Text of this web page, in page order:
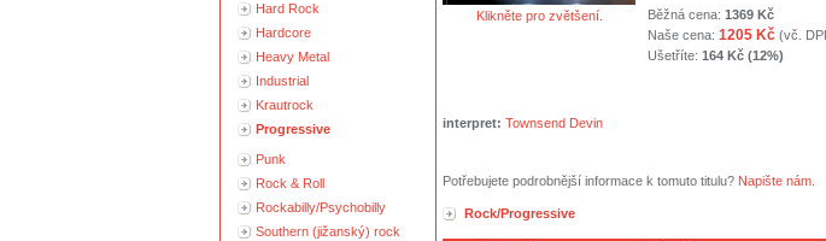
Hard Rock
Hardcore
Heavy Metal
Industrial
Krautrock
Progressive
Punk
Rock & Roll
Rockabilly/Psychobilly
Southern (jižanský) rock
Klikněte pro zvětšení. Běžná cena: 1369 Kč
Naše cena: 1205 Kč (vč.
Ušetříte: 164 Kč (12%)
interpret: Townsend Devin
Potřebujete podrobnější informace k tomuto titulu? Napište nám
Rock/Progressive